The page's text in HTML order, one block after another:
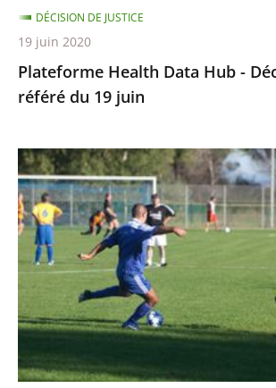
juin
Plateforme Health Data Hub -
référé du 19 juin
DÉCISION DE JUSTICE
19 juin 2020
Championnats
de
football
amateurs